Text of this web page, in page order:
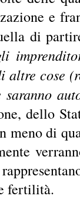
e
di
altre cose
saranno
dello
meno di
fertilità.